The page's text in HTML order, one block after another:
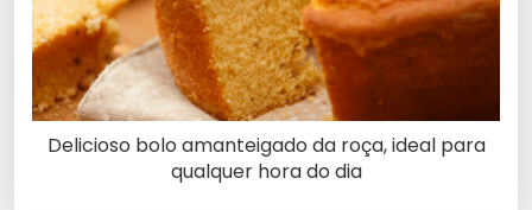
Delicioso bolo amanteigado da roça, ideal para
qualquer hora do dia